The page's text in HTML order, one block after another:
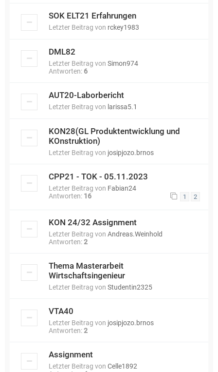
SOK ELT21 Erfahrungen
Letzter Beitrag von rckey1983
DML82
Letzter Beitrag von Simon974
Antworten: 6
AUT20-Laborbericht
Letzter Beitrag von larissa5.1
KON28(GL Produktentwicklung und
KOnstruktion)
Letzter Beitrag von josipjozo.brnos
CPP21 - TOK - 05.11.2023
Letzter Beitrag von Fabian24
Antworten: 16 1 2
KON 24/32 Assignment
Letzter Beitrag von Andreas.Weinhold
Antworten:2
Thema Masterarbeit
Wirtschaftsingenieur
Letzter Beitrag von Studentin2325
VTA40
Letzter Beitrag von josipjozo.brnos
Antworten:2
Assignment
Letzter Beitrag von Celle1892